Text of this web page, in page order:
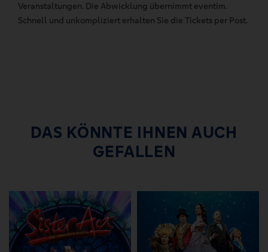
Veranstaltungen. Die Abwicklung übernimmt eventim.
Schnell und unkompliziert erhalten Sie die Tickets per Post.
DAS KÖNNTE IHNEN AUCH
GEFALLEN